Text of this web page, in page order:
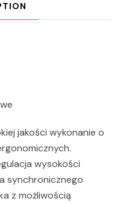
jakości wykonanie o
wysokości
synchronicznego
z możliwością